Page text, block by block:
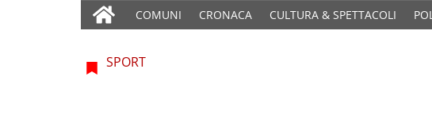
COMUNI CRONACA CULTURA & SPETTACOLI
SPORT